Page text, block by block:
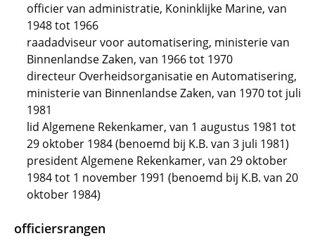
officier van administratie, Koninklijke Marine, van
1948 tot 1966
raadadviseur voor automatisering, ministerie van
Binnenlandse Zaken, van 1966 tot 1970
directeur Overheidsorganisatie en Automatisering,
ministerie van Binnenlandse Zaken, van 1970 tot juli
1981
lid Algemene Rekenkamer, van 1 augustus 1981 tot
29 oktober 1984 (benoemd bij K.B. van 3 juli 1981)
president Algemene Rekenkamer, van 29 oktober
1984 tot 1 november 1991 (benoemd bij K.B. van 20
oktober 1984)
officiersrangen